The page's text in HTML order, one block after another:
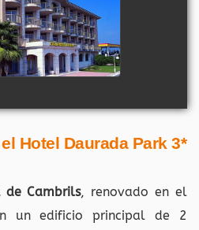
Hotel Daurada Park 3*
de Cambrils, renovado en el
un edificio principal de 2